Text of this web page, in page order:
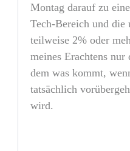
Montag darauf zu
Tech-Bereich und die
teilweise 2% oder
meines Erachtens nur
dem was kommt,
tatsächlich
wird.